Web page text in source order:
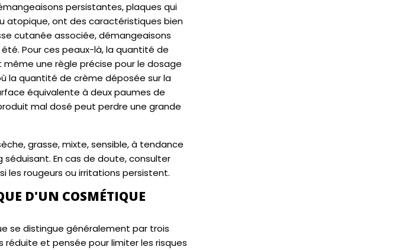
persistantes, plaques qui
atopique, ont des caractéristiques bien
cutanée associée, démangeaisons
Pour ces peaux-là, la quantité de
une règle précise pour le dosage
la quantité de crème déposée sur la
équivalente à deux paumes de
mal dosé peut perdre une grande
grasse, mixte, sensible, à tendance
En cas de doute, consulter
les rougeurs ou irritations persistent.
D'UN COSMÉTIQUE
se distingue généralement par trois
et pensée pour limiter les risques